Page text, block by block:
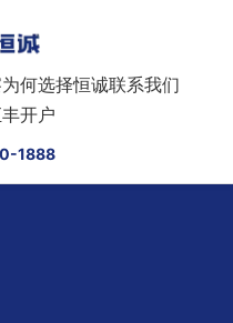
为何选择恒诚联系我们
开户
1888